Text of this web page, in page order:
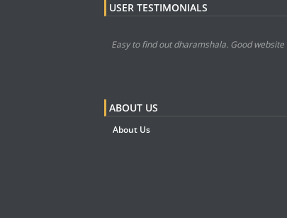
USER TESTIMONIALS
Easy to find out dharamshala. Good website
ABOUT US
About Us